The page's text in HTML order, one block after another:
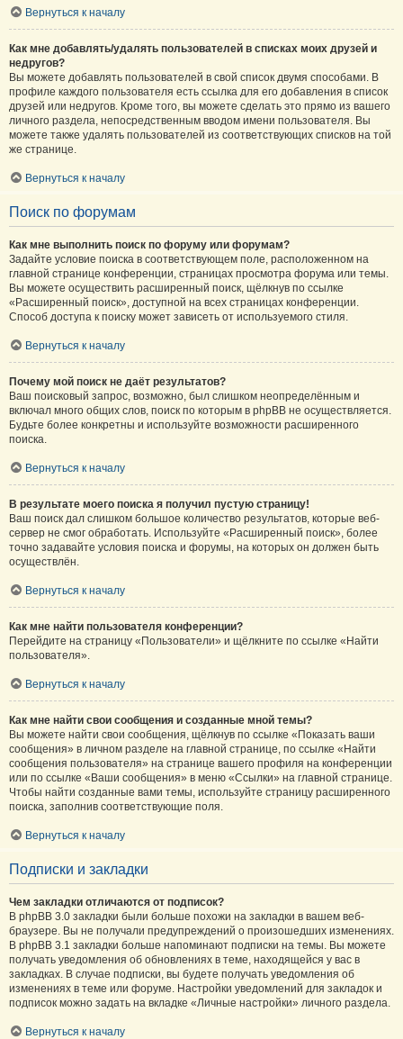
Вернуться к началу
Как мне добавлять/удалять пользователей в списках моих друзей и
недругов?
Вы можете добавлять пользователей в свой список двумя способами. В
профиле каждого пользователя есть ссылка для его добавления в список
друзей или недругов. Кроме того, вы можете сделать это прямо из вашего
личного раздела, непосредственным вводом имени пользователя. Вы
можете также удалять пользователей из соответствующих списков на той
же странице.
Вернуться к началу
Поиск по форумам
Как мне выполнить поиск по форуму или форумам?
Задайте условие поиска в соответствующем поле, расположенном на
главной странице конференции, страницах просмотра форума или темы.
Вы можете осуществить расширенный поиск, щёлкнув по ссылке
«Расширенный поиск», доступной на всех страницах конференции.
Способ доступа к поиску может зависеть от используемого стиля.
Вернуться к началу
Почему мой поиск не даёт результатов?
Ваш поисковый запрос, возможно, был слишком неопределённым и
включал много общих слов, поиск по которым в phpBB не осуществляется.
Будьте более конкретны и используйте возможности расширенного
поиска.
Вернуться к началу
В результате моего поиска я получил пустую страницу!
Ваш поиск дал слишком большое количество результатов, которые веб-
сервер не смог обработать. Используйте «Расширенный поиск», более
точно задавайте условия поиска и форумы, на которых он должен быть
осуществлён.
Вернуться к началу
Как мне найти пользователя конференции?
Перейдите на страницу «Пользователи» и щёлкните по ссылке «Найти
пользователя».
Вернуться к началу
Как мне найти свои сообщения и созданные мной темы?
Вы можете найти свои сообщения, щёлкнув по ссылке «Показать ваши
сообщения» в личном разделе на главной странице, по ссылке «Найти
сообщения пользователя» на странице вашего профиля на конференции
или по ссылке «Ваши сообщения» в меню «Ссылки» на главной странице.
Чтобы найти созданные вами темы, используйте страницу расширенного
поиска, заполнив соответствующие поля.
Вернуться к началу
Подписки и закладки
Чем закладки отличаются от подписок?
В phpBB 3.0 закладки были больше похожи на закладки в вашем веб-
браузере. Вы не получали предупреждений о произошедших изменениях.
В phpBB 3.1 закладки больше напоминают подписки на темы. Вы можете
получать уведомления об обновлениях в теме, находящейся у вас в
закладках. В случае подписки, вы будете получать уведомления об
изменениях в теме или форуме. Настройки уведомлений для закладок и
подписок можно задать на вкладке «Личные настройки» личного раздела.
Вернуться к началу